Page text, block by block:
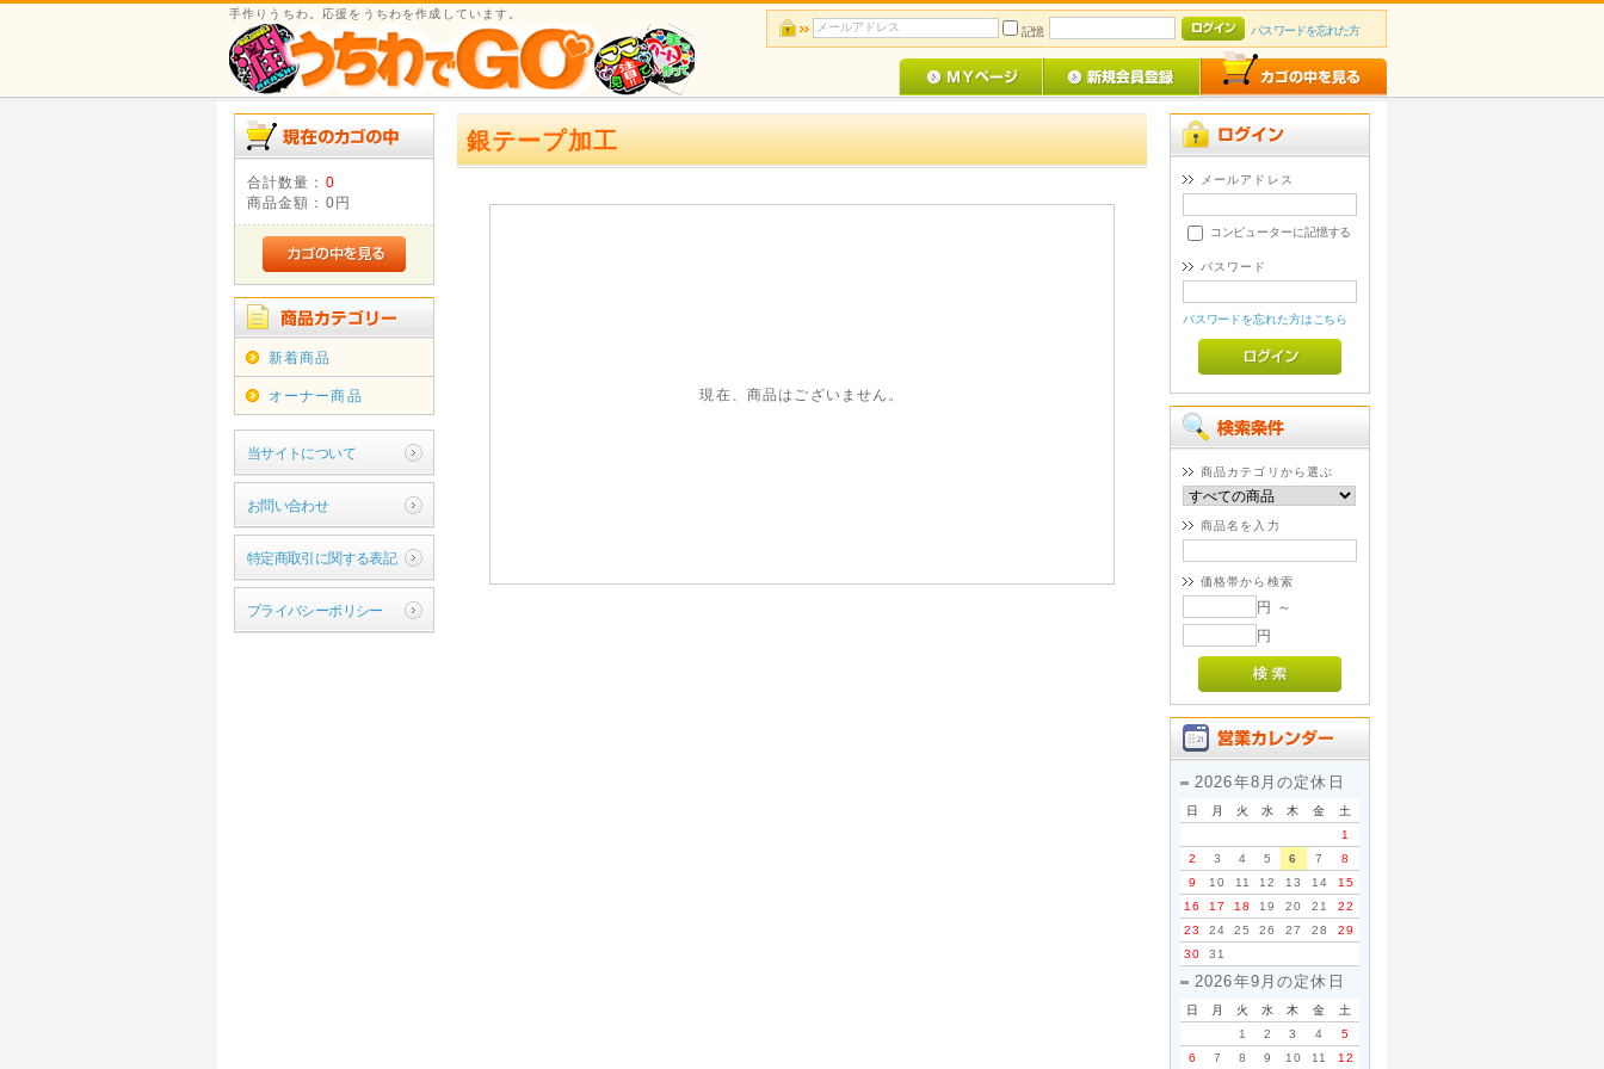
手作りうちわ。応援をうちわを作成しています。
記憶
パスワードを忘れた方
合計数量： 0
商品金額： 0円
新着商品
オーナー商品
当サイトについて
お問い合わせ
特定商取引に関する表記
プライバシーポリシー
銀テープ加工
現在、商品はございません。
メールアドレス
コンピューターに記憶する
パスワード
パスワードを忘れた方はこちら
商品カテゴリから選ぶ
商品名を入力
価格帯から検索
円 ～
円
2026年8月の定休日
日 月 火 水 木 金
土
1
2
3 4 5 6 7
8
9
10 11 12 13 14
15
16
17 18 19 20 21
22
23
24 25 26 27 28
29
30
31
2026年9月の定休日
日 月 火 水 木 金
土
1
2 3 4
5
6
7 8 9 10 11 12